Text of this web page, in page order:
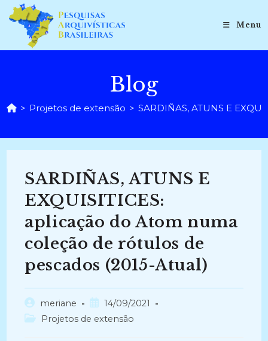
para
conteúdo
Menu
Blog
> Projetos de extensão > SARDIÑAS, ATUNS E
SARDIÑAS, ATUNS E
EXQUISITICES:
aplicação do Atom numa
coleção de rótulos de
pescados (2015-Atual)
Autor
do
meriane
Post
publicado:
14/09/2021
Categoria
Projetos de extensão